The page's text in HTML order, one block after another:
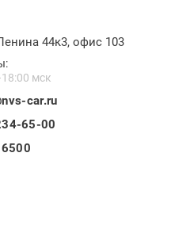
44к3, офис 103
мск
car.ru
65-00